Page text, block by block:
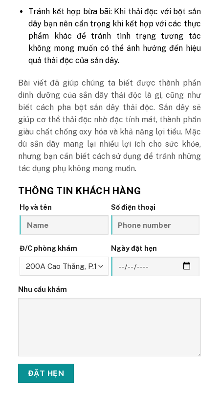
Tránh kết hợp bừa bãi: Khi thải độc với bột sắn
dây bạn nên cẩn trọng khi kết hợp với các thực
phẩm khác để tránh tình trạng tương tác
không mong muốn có thể ảnh hưởng đến hiệu
quả thải độc của sắn dây.
Bài viết đã giúp chúng ta biết được thành phần
dinh dưỡng của sắn dây thải độc là gì, cũng như
biết cách pha bột sắn dây thải độc. Sắn dây sẽ
giúp cơ thể thải độc nhờ đặc tính mát, thành phần
giàu chất chống oxy hóa và khả năng lợi tiểu. Mặc
dù sắn dây mang lại nhiều lợi ích cho sức khỏe,
nhưng bạn cần biết cách sử dụng để tránh những
tác dụng phụ không mong muốn.
THÔNG TIN KHÁCH HÀNG
Họ và tên Số điện thoại
Đ/C phòng khám Ngày đặt hẹn
Nhu cầu khám